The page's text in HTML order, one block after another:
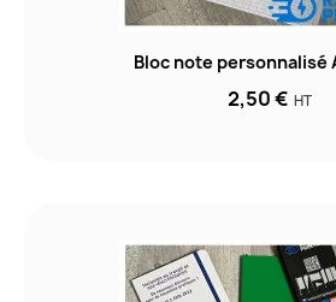
Bloc note personnalisé
2,50 € HT